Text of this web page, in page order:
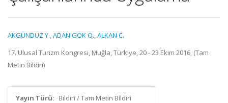
AKGÜNDÜZ Y.,ADAN GÖK Ö.,ALKAN C.
17. Ulusal Turizm Kongresi, Muğla, Türkiye, 20 - 23 Ekim 2016, (Tam
Metin Bildiri)
Yayın Türü: Bildiri / Tam Metin Bildiri